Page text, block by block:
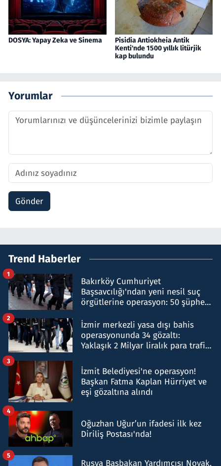
DOSYA: Yapay Zeka ve Sinema
Pisidia Antiokheia Antik
Kenti'nde 1500 yıllık litürjik
kap bulundu
Yorumlar
Gönder
Trend Haberler
Bakırköy Cumhuriyet
Başsavcılığı'ndan yeni nesil suç
örgütlerine operasyon: 50 şüpheli
1
İzmir merkezli yasa dışı bahis
operasyonunda 34 gözaltı:
Yaklaşık 2 Milyar liralık para trafiği
2
İzmit Belediyesi'ne operasyon!
Başkan Fatma Kaplan Hürriyet ve
eşi gözaltına alındı
3
Oğuzhan Uğur’un ifadesi ilk kez
Diriliş Postası'nda!
4
Rusya Başbakan Yardımcısı Novak,
5